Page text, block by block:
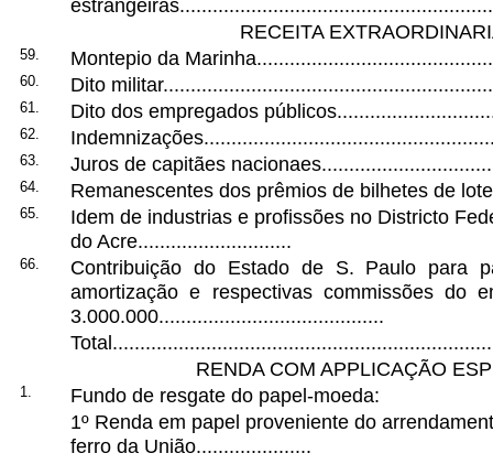
RECEITA
59. Montepio da
60. Dito
61. Dito dos empregados
62.
63. Juros de capitães
64. Remanescentes dos prêmios de bilhetes de
65.
Idem de industrias e profissões no Districto
do Acre............................
66.
Contribuição do Estado de S. Paulo para
amortização e respectivas commissões do
3.000.000.........................................
RENDA COM APPLICAÇÃO
1.
Fundo de resgate do papel-moeda:
1º Renda em papel proveniente do
ferro da União.....................